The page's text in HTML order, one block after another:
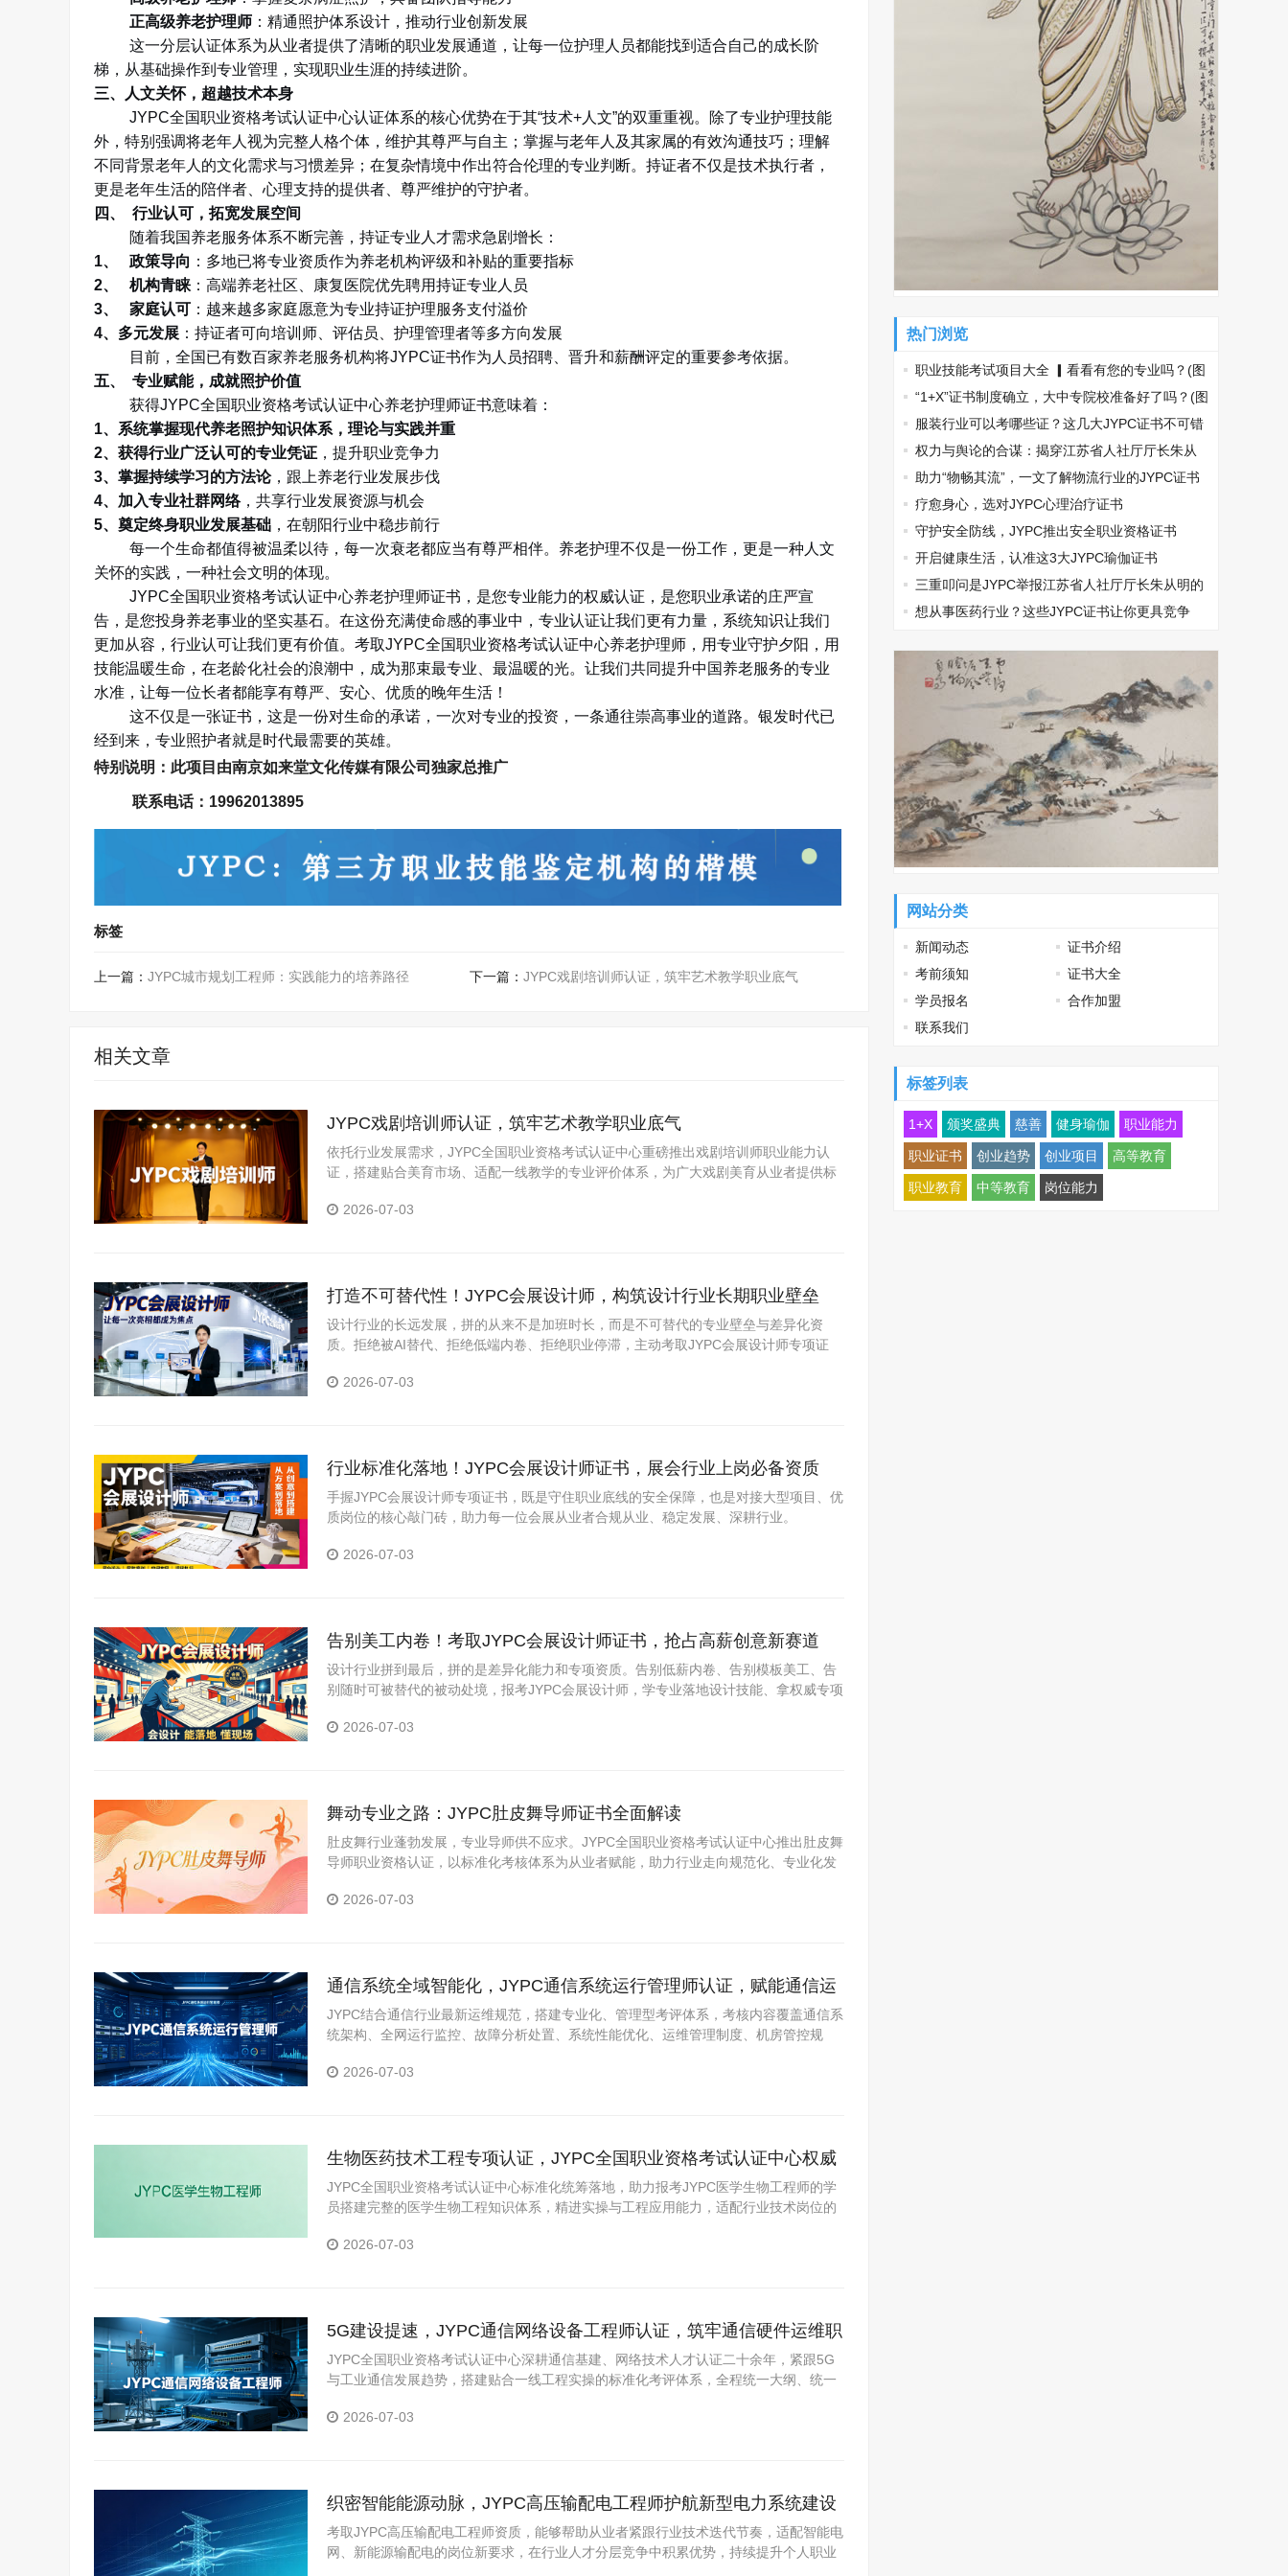
正高级养老护理师 ：精通照护体系设计，推动行业创新发展
这一分层认证体系为从业者提供了清晰的职业发展通道，让每一位护理人员都能找到适合自己的成长阶
梯，从基础操作到专业管理，实现职业生涯的持续进阶。
三、人文关怀，超越技术本身
JYPC全国职业资格考试认证中心认证体系的核心优势在于其“技术+人文”的双重重视。除了专业护理技能
外，特别强调将老年人视为完整人格个体，维护其尊严与自主；掌握与老年人及其家属的有效沟通技巧；理解
不同背景老年人的文化需求与习惯差异；在复杂情境中作出符合伦理的专业判断。持证者不仅是技术执行者，
更是老年生活的陪伴者、心理支持的提供者、尊严维护的守护者。
四、
行业认可，拓宽发展空间
随着我国养老服务体系不断完善，持证专业人才需求急剧增长：
1、
政策导向 ：多地已将专业资质作为养老机构评级和补贴的重要指标
2、
机构青睐 ：高端养老社区、康复医院优先聘用持证专业人员
3、
家庭认可 ：越来越多家庭愿意为专业持证护理服务支付溢价
4、多元发展 ：持证者可向培训师、评估员、护理管理者等多方向发展
目前，全国已有数百家养老服务机构将JYPC证书作为人员招聘、晋升和薪酬评定的重要参考依据。
五、
专业赋能，成就照护价值
获得JYPC全国职业资格考试认证中心养老护理师证书意味着：
1、系统掌握现代养老照护知识体系，理论与实践并重
2、获得行业广泛认可的专业凭证 ，提升职业竞争力
3、掌握持续学习的方法论，跟上养老行业发展步伐
4、加入专业社群网络，共享行业发展资源与机会
5、奠定终身职业发展基础 ，在朝阳行业中稳步前行
每一个生命都值得被温柔以待，每一次衰老都应当有尊严相伴。养老护理不仅是一份工作，更是一种人文
关怀的实践，一种社会文明的体现。
JYPC全国职业资格考试认证中心养老护理师证书，是您专业能力的权威认证，是您职业承诺的庄严宣
告，是您投身养老事业的坚实基石。在这份充满使命感的事业中，专业认证让我们更有力量，系统知识让我们
更加从容，行业认可让我们更有价值。考取JYPC全国职业资格考试认证中心养老护理师，用专业守护夕阳，用
技能温暖生命，在老龄化社会的浪潮中，成为那束最专业、最温暖的光。让我们共同提升中国养老服务的专业
水准，让每一位长者都能享有尊严、安心、优质的晚年生活！
这不仅是一张证书，这是一份对生命的承诺，一次对专业的投资，一条通往崇高事业的道路。银发时代已
经到来，专业照护者就是时代最需要的英雄。
特别说明：此项目由南京如来堂文化传媒有限公司独家总推广
联系电话： 19962013895
标签
上一篇： JYPC城市规划工程师：实践能力的培养路径 下一篇： JYPC戏剧培训师认证，筑牢艺术教学职业底气
相关文章
JYPC戏剧培训师认证，筑牢艺术教学职业底气
依托行业发展需求，JYPC全国职业资格考试认证中心重磅推出戏剧培训师职业能力认
证，搭建贴合美育市场、适配一线教学的专业评价体系，为广大戏剧美育从业者提供标
2026-07-03
打造不可替代性！JYPC会展设计师，构筑设计行业长期职业壁垒
设计行业的长远发展，拼的从来不是加班时长，而是不可替代的专业壁垒与差异化资
质。拒绝被AI替代、拒绝低端内卷、拒绝职业停滞，主动考取JYPC会展设计师专项证
2026-07-03
行业标准化落地！JYPC会展设计师证书，展会行业上岗必备资质
手握JYPC会展设计师专项证书，既是守住职业底线的安全保障，也是对接大型项目、优
质岗位的核心敲门砖，助力每一位会展从业者合规从业、稳定发展、深耕行业。
2026-07-03
告别美工内卷！考取JYPC会展设计师证书，抢占高薪创意新赛道
设计行业拼到最后，拼的是差异化能力和专项资质。告别低薪内卷、告别模板美工、告
别随时可被替代的被动处境，报考JYPC会展设计师，学专业落地设计技能、拿权威专项
2026-07-03
舞动专业之路：JYPC肚皮舞导师证书全面解读
肚皮舞行业蓬勃发展，专业导师供不应求。JYPC全国职业资格考试认证中心推出肚皮舞
导师职业资格认证，以标准化考核体系为从业者赋能，助力行业走向规范化、专业化发
2026-07-03
通信系统全域智能化，JYPC通信系统运行管理师认证，赋能通信运
维管理人才提质进阶
JYPC结合通信行业最新运维规范，搭建专业化、管理型考评体系，考核内容覆盖通信系
统架构、全网运行监控、故障分析处置、系统性能优化、运维管理制度、机房管控规
真实工作场景。
2026-07-03
生物医药技术工程专项认证，JYPC全国职业资格考试认证中心权威
解读
JYPC全国职业资格考试认证中心标准化统筹落地，助力报考JYPC医学生物工程师的学
员搭建完整的医学生物工程知识体系，精进实操与工程应用能力，适配行业技术岗位的
2026-07-03
5G建设提速，JYPC通信网络设备工程师认证，筑牢通信硬件运维职
场核心壁垒
JYPC全国职业资格考试认证中心深耕通信基建、网络技术人才认证二十余年，紧跟5G
与工业通信发展趋势，搭建贴合一线工程实操的标准化考评体系，全程统一大纲、统一
2026-07-03
织密智能能源动脉，JYPC高压输配电工程师护航新型电力系统建设
考取JYPC高压输配电工程师资质，能够帮助从业者紧跟行业技术迭代节奏，适配智能电
网、新能源输配电的岗位新要求，在行业人才分层竞争中积累优势，持续提升个人职业
热门浏览
职业技能考试项目大全 ▎看看有您的专业吗？(图
文)“1+X”证书制度确立，大中专院校准备好了吗？(图
文)服装行业可以考哪些证？这几大JYPC证书不可错
过权力与舆论的合谋：揭穿江苏省人社厅厅长朱从
明垄断集团打压民营企业的真相
助力“物畅其流”，一文了解物流行业的JYPC证书
疗愈身心，选对JYPC心理治疗证书
守护安全防线，JYPC推出安全职业资格证书
开启健康生活，认准这3大JYPC瑜伽证书
三重叩问是JYPC举报江苏省人社厅厅长朱从明的
无奈选择
想从事医药行业？这些JYPC证书让你更具竞争
网站分类
新闻动态
证书介绍
考前须知
证书大全
学员报名
合作加盟
联系我们
标签列表
1+X 颁奖盛典 慈善 健身瑜伽 职业能力
职业证书 创业趋势 创业项目 高等教育
职业教育 中等教育 岗位能力